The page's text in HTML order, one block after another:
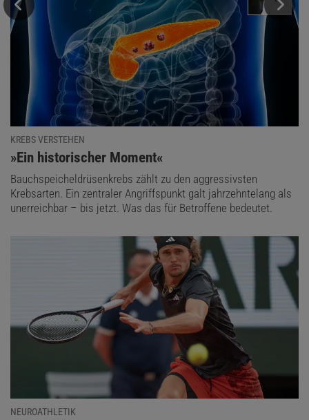
KREBS VERSTEHEN
:
»Ein historischer Moment«
Bauchspeicheldrüsenkrebs zählt zu den aggressivsten
Krebsarten. Ein zentraler Angriffspunkt galt jahrzehntelang als
unerreichbar – bis jetzt. Was das für Betroffene bedeutet.
NEUROATHLETIK